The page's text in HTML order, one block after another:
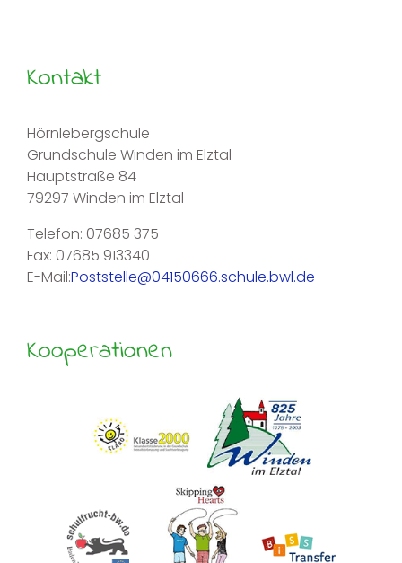
Kontakt
Hörnlebergschule
Grundschule Winden im Elztal
Hauptstraße 84
79297 Winden im Elztal
Telefon: 07685 375
Fax: 07685 913340
E-Mail:Poststelle@04150666.schule.bwl.de
Kooperationen